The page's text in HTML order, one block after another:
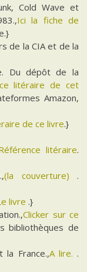
Cold Wave et
Ici la fiche de
de la CIA et de la
Du dépôt de la
litéraire de cet
Amazon,
de ce livre.}
litéraire.
(la couverture) .
livre .}
Clicker sur ce
bibliothèques de
la France.,A lire. .